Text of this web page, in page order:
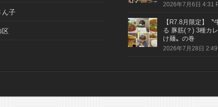
ん子
区
2026年7月6日 4:31
【R7.8月限定】〝
る 豚筋(？) 3種カ
け麺〟の巻
2026年7月28日